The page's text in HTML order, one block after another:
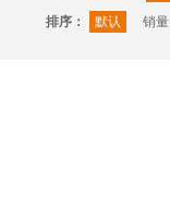
排序：
默认 销量